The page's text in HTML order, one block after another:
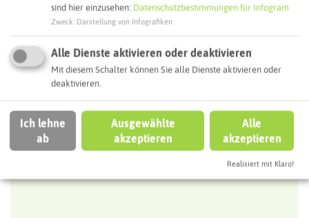
Autoroute finden
ATTRAKTIONEN IN DER UMGEBUNG
Was ihr hier noch erleben könnt
HERTEN
sind hier einzusehen: Datenschutzbestimmungen für Infogram
Zweck Darstellung von Infografiken
Alle Dienste aktivieren oder deaktivieren
Mit diesem Schalter können Sie alle Dienste aktivieren oder
deaktivieren.
Ich lehne
ab
Ausgewählte
akzeptieren
Alle
akzeptieren
Realisiert mit Klaro!